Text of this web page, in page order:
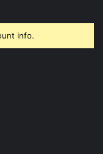
info.